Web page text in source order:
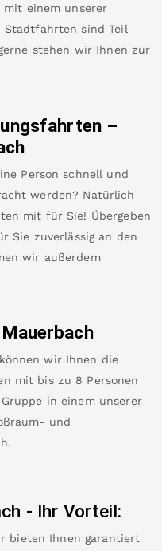
mit einem unserer
Stadtfahrten sind Teil
stehen wir Ihnen zur
–
Person schnell und
werden? Natürlich
mit für Sie! Übergeben
Sie zuverlässig an den
wir außerdem
Mauerbach
wir Ihnen die
mit bis zu 8 Personen
in einem unserer
und
.
- Ihr Vorteil:
bieten Ihnen garantiert